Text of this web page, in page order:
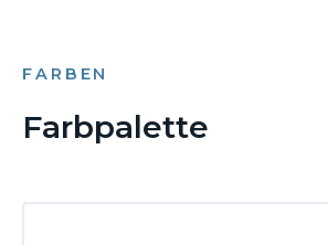
FARBEN
Farbpalette